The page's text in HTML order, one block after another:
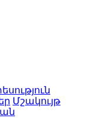
Մշակույթ